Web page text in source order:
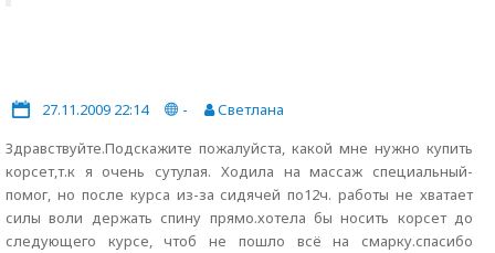
27.11.2009 22:14 -
Светлана
Здравствуйте.Подскажите пожалуйста, какой мне нужно купить
корсет,т.к я очень сутулая. Ходила на массаж специальный-
помог, но после курса из-за сидячей по12ч. работы не хватает
силы воли держать спину прямо.хотела бы носить корсет до
следующего курсе, чтоб не пошло всё на смарку.спасибо